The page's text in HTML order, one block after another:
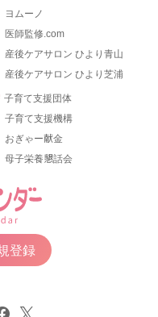
ヨムーノ
医師監修.com
産後ケアサロン ひより青山
産後ケアサロン ひより芝浦
子育て支援団体
子育て支援機構
おぎゃー献金
母子栄養懇話会
登録